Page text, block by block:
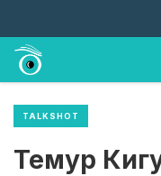
TALKSHOT
Темур